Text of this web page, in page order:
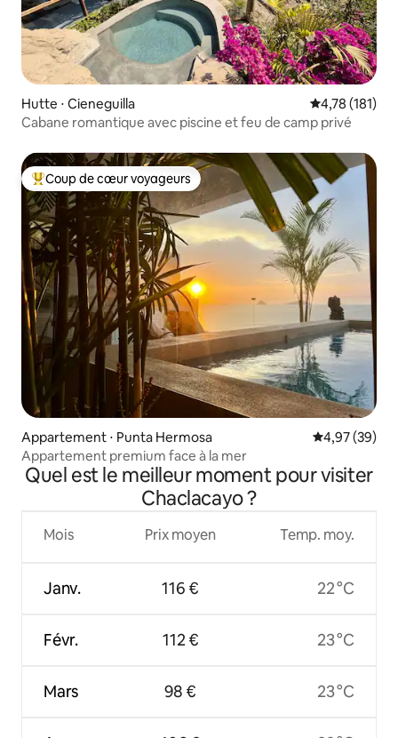
Hutte ⋅ Cieneguilla Évaluation
4,78 (181)
Cabane romantique avec piscine et feu de camp privé
Coups de cœur voyageurs les plus appréciés
Coup de cœur voyageurs
Appartement ⋅ Punta Hermosa Évaluation
4,97 (39)
Appartement premium face à la mer
Quel est le meilleur moment pour visiter
Chaclacayo ?
Mois
Janv.
Févr.
Mars
Prix moyen
116 €
112 €
98 €
Temp. moy.
22 °C
23 °C
23 °C